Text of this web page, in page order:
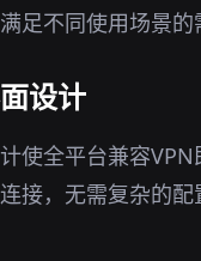
足不同使用场景的
设计
使全平台兼容
接，无需复杂的